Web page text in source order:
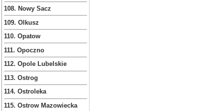
108. Nowy Sacz
109. Olkusz
110. Opatow
111. Opoczno
112. Opole Lubelskie
113. Ostrog
114. Ostroleka
115. Ostrow Mazowiecka